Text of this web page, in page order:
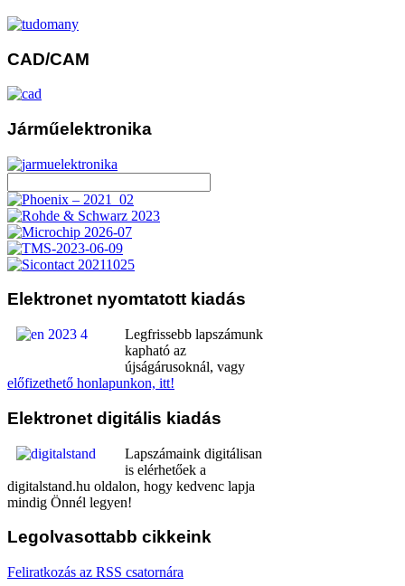
CAD/CAM
Járműelektronika
Elektronet nyomtatott kiadás
Legfrissebb lapszámunk
kapható az
újságárusoknál, vagy
előfizethető honlapunkon, itt!
Elektronet digitális kiadás
Lapszámaink digitálisan
is elérhetőek a
digitalstand.hu oldalon, hogy kedvenc lapja
mindig Önnél legyen!
Legolvasottabb cikkeink
Feliratkozás az RSS csatornára